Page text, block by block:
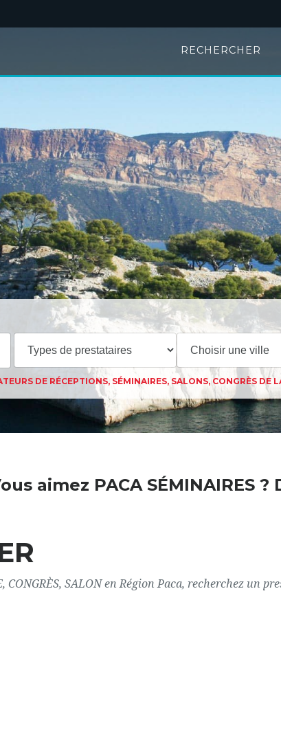
RECHERCHER
DE RÉCEPTIONS, SÉMINAIRES, SALONS, CONGRÈS DE
aimez PACA SÉMINAIRES ?
CONGRÈS, SALON en Région Paca, recherchez un